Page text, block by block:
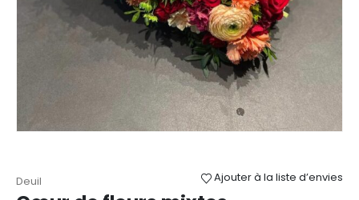
Ajouter à la liste d’envies
Deuil